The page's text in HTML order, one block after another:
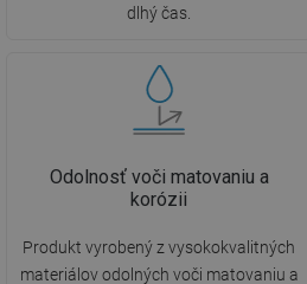
dlhý čas.
Odolnosť voči matovaniu a
korózii
Produkt vyrobený z vysokokvalitných
materiálov odolných voči matovaniu a